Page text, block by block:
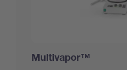
Multivapor™